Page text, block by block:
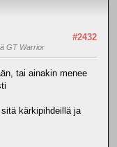
#2432
GT Warrior
tai ainakin menee
kärkipihdeillä ja